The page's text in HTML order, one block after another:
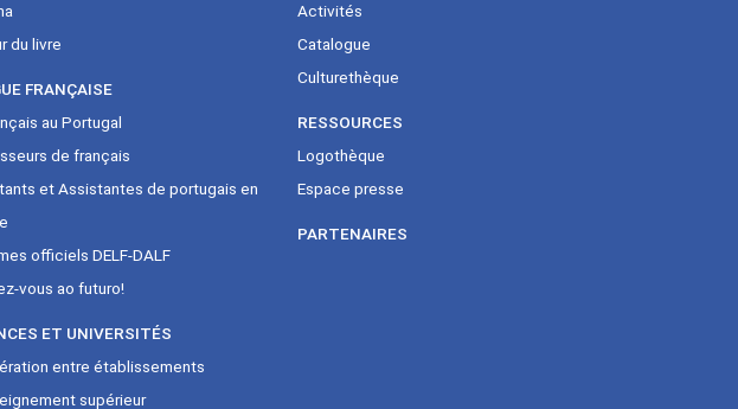
du livre
FRANÇAISE
au Portugal
de français
et Assistantes de portugais en
officiels DELF-DALF
vous ao futuro!
ET UNIVERSITÉS
entre établissements
supérieur
Activités
Catalogue
Culturethèque
RESSOURCES
Logothèque
Espace presse
PARTENAIRES